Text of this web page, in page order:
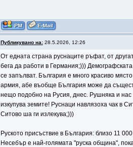
Публикувано на:28.5.2026, 12:26
От едната страна руснаците ръфат, от
бега да работи в Германия;)))
се запълват. България е много красиво
армия, абе въобще България може да
нещо подобно на Русия, днес. Рушняка и
изкупува земите! Руснаци навлязоха чак в
Ситово ша ги излекува;)))
Руското присъствие в България: близо 11
Несебър е най-голямата "руска община",